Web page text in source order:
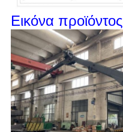
Εικόνα προϊόντος